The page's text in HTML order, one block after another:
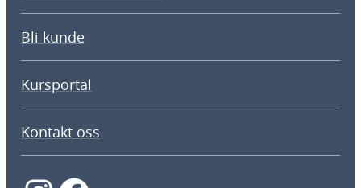
Bli kunde
Kursportal
Kontakt oss